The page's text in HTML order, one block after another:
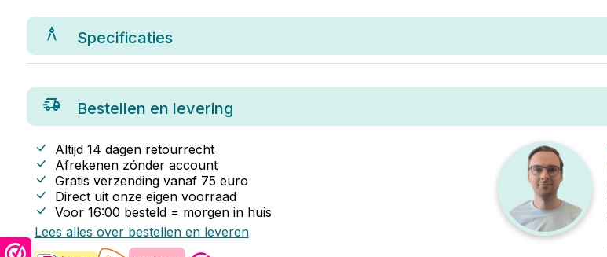
Specificaties
Bestellen en levering
Altijd 14 dagen retourrecht
Afrekenen zónder account
Gratis verzending vanaf 75 euro
Direct uit onze eigen voorraad
Voor 16:00 besteld = morgen in huis
Lees alles over bestellen en leveren